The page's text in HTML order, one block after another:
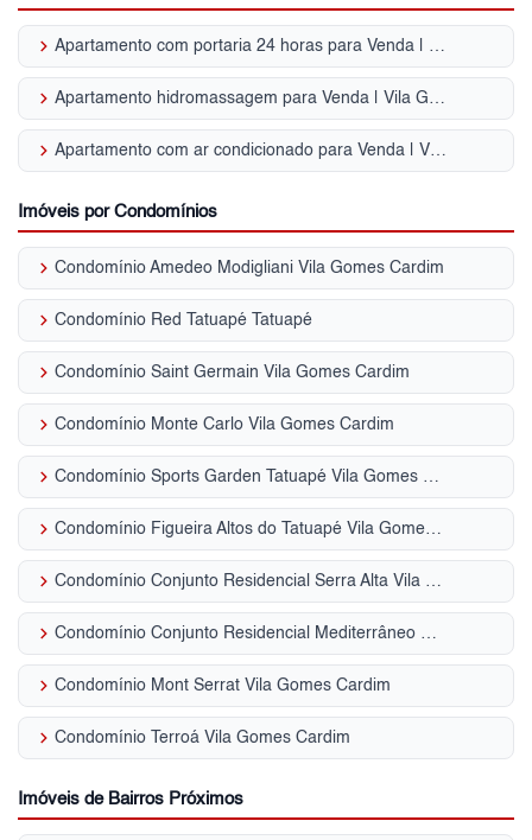
keyboard_arrow_right Apartamento com portaria 24 horas para Venda | Vila Gomes Cardim
keyboard_arrow_right Apartamento hidromassagem para Venda | Vila Gomes Cardim
keyboard_arrow_right Apartamento com ar condicionado para Venda | Vila Gomes Cardim
Imóveis por Condomínios
keyboard_arrow_right Condomínio Amedeo Modigliani Vila Gomes Cardim
keyboard_arrow_right Condomínio Red Tatuapé Tatuapé
keyboard_arrow_right Condomínio Saint Germain Vila Gomes Cardim
keyboard_arrow_right Condomínio Monte Carlo Vila Gomes Cardim
keyboard_arrow_right Condomínio Sports Garden Tatuapé Vila Gomes Cardim
keyboard_arrow_right Condomínio Figueira Altos do Tatuapé Vila Gomes Cardim
keyboard_arrow_right Condomínio Conjunto Residencial Serra Alta Vila Gomes Cardim
keyboard_arrow_right Condomínio Conjunto Residencial Mediterrâneo Vila Gomes Cardim
keyboard_arrow_right Condomínio Mont Serrat Vila Gomes Cardim
keyboard_arrow_right Condomínio Terroá Vila Gomes Cardim
Imóveis de Bairros Próximos